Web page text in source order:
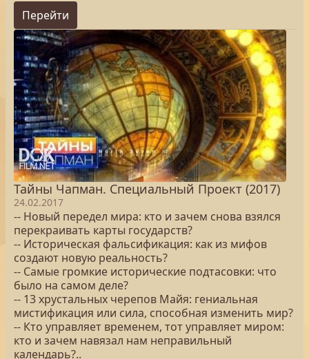
Перейти
Тайны Чапман. Специальный Проект (2017)
24.02.2017
-- Новый передел мира: кто и зачем снова взялся
перекраивать карты государств?
-- Историческая фальсификация: как из мифов
создают новую реальность?
-- Самые громкие исторические подтасовки: что
было на самом деле?
-- 13 хрустальных черепов Майя: гениальная
мистификация или сила, способная изменить мир?
-- Кто управляет временем, тот управляет миром:
кто и зачем навязал нам неправильный
календарь?..